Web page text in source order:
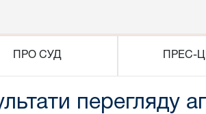
ПРО СУД ПРЕС-
перегляду